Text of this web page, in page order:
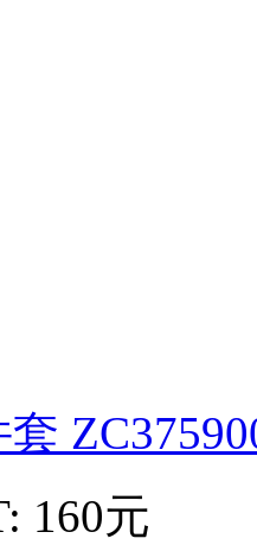
套
160元